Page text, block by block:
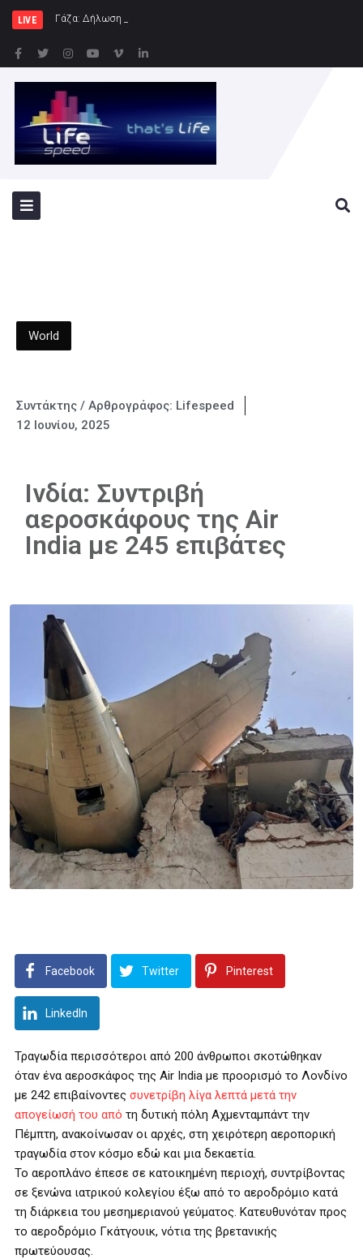
LIVE Γάζα: Δήλωση της Ύπατης Εκπροσώπου εξ
World
Συντάκτης / Αρθρογράφος: Lifespeed
12 Ιουνίου, 2025
Ινδία: Συντριβή
αεροσκάφους της Air
India με 245 επιβάτες
Facebook Twitter Pinterest
LinkedIn
Τραγωδία περισσότεροι από 200 άνθρωποι σκοτώθηκαν
όταν ένα αεροσκάφος της Air India με προορισμό το Λονδίνο
με 242 επιβαίνοντες συνετρίβη λίγα λεπτά μετά την
απογείωσή του από τη δυτική πόλη Αχμενταμπάντ την
Πέμπτη, ανακοίνωσαν οι αρχές, στη χειρότερη αεροπορική
τραγωδία στον κόσμο εδώ και μια δεκαετία.
Το αεροπλάνο έπεσε σε κατοικημένη περιοχή, συντρίβοντας
σε ξενώνα ιατρικού κολεγίου έξω από το αεροδρόμιο κατά
τη διάρκεια του μεσημεριανού γεύματος. Κατευθυνόταν προς
το αεροδρόμιο Γκάτγουικ, νότια της βρετανικής
πρωτεύουσας.